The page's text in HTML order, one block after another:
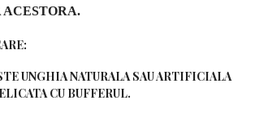
UNGHIA NATURALA SAU ARTIFICIALA
CU BUFFERUL.